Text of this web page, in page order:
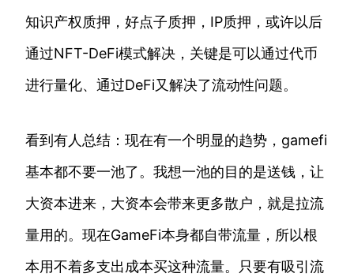
知识产权质押，好点子质押，IP质押，或许以后
通过NFT-DeFi模式解决，关键是可以通过代币
进行量化、通过DeFi又解决了流动性问题。
看到有人总结：现在有一个明显的趋势，gamefi
基本都不要一池了。我想一池的目的是送钱，让
大资本进来，大资本会带来更多散户，就是拉流
量用的。现在GameFi本身都自带流量，所以根
本用不着多支出成本买这种流量。只要有吸引流